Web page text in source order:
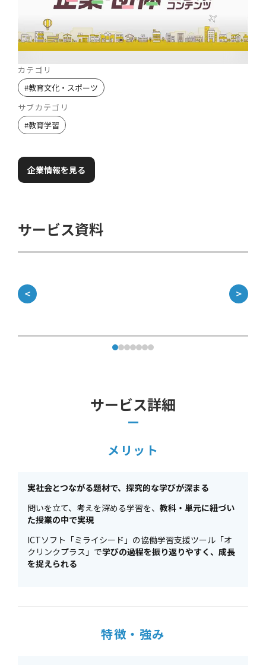
カテゴリ
#教育文化・スポーツ
サブカテゴリ
#教育学習
企業情報を見る
サービス資料
＜ ＞
サービス詳細
メリット
実社会とつながる題材で、探究的な学びが深まる
問いを立て、考えを深める学習を、 教科・単元に紐づい
た授業の中で実現
ICTソフト「ミライシード」の協働学習支援ツール「オ
クリンクプラス」で学びの過程を振り返りやすく、成長
を捉えられる
特徴・強み